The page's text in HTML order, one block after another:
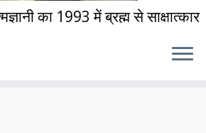
का 1993 में ब्रह्म से साक्षात्कार